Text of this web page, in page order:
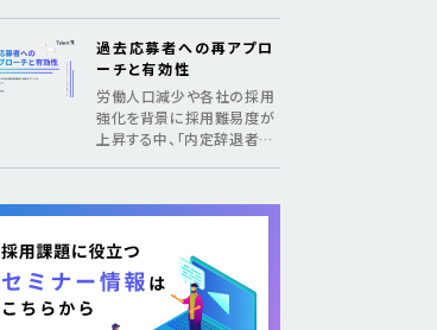
過去応募者への再アプロ
ーチと有効性
労働人口減少や各社の採用
強化を背景に採用難易度が
上昇する中、「内定辞退者・
ています。 そのような疑問が
各社が取り組む背景から期
待できるメリット、 […]